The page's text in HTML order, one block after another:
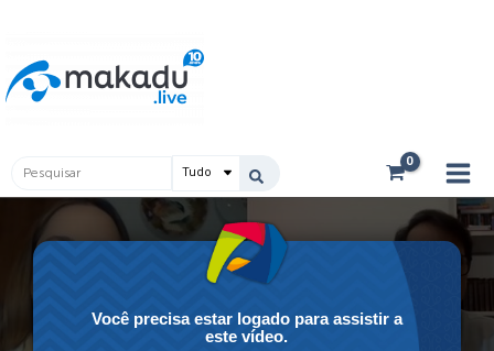
conteúdo
Pesquisar
...
Você precisa estar logado para assistir a
este vídeo.